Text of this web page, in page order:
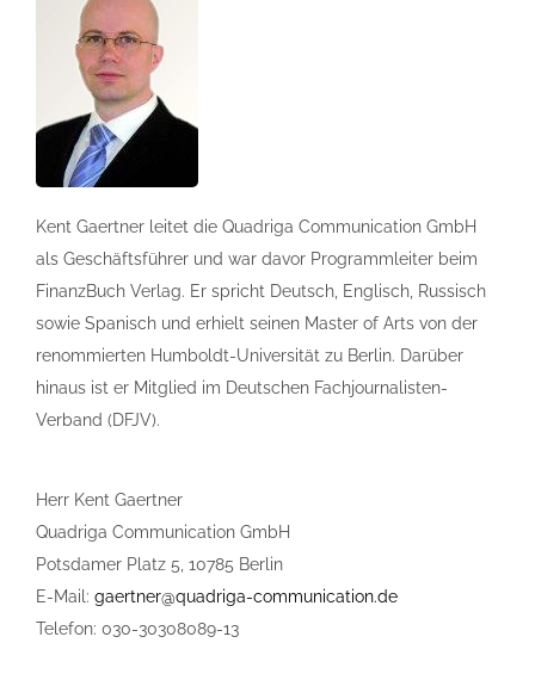
Kent Gaertner leitet die Quadriga Communication GmbH
als Geschäftsführer und war davor Programmleiter beim
FinanzBuch Verlag. Er spricht Deutsch, Englisch, Russisch
sowie Spanisch und erhielt seinen Master of Arts von der
renommierten Humboldt-Universität zu Berlin. Darüber
hinaus ist er Mitglied im Deutschen Fachjournalisten-
Verband (DFJV).
Herr Kent Gaertner
Quadriga Communication GmbH
Potsdamer Platz 5, 10785 Berlin
E-Mail: gaertner@quadriga-communication.de
Telefon: 030-30308089-13